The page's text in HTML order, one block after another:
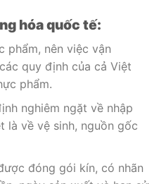
hóa quốc tế:
phẩm, nên việc vận
quy định của cả Việt
phẩm.
nghiêm ngặt về nhập
là về vệ sinh, nguồn gốc
đóng gói kín, có nhãn